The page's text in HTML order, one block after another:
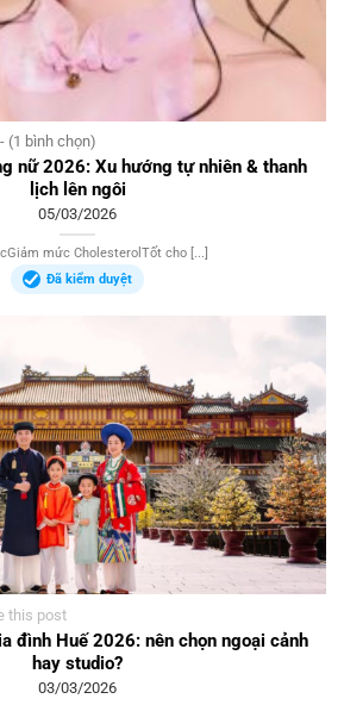
(1 bình chọn)
nữ 2026: Xu hướng tự nhiên & thanh
lịch lên ngôi
05/03/2026
mức CholesterolTốt cho [...]
Đã kiểm duyệt
this post
đình Huế 2026: nên chọn ngoại cảnh
hay studio?
03/03/2026